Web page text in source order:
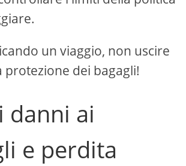
un viaggio, non uscire
protezione dei bagagli!
danni ai
e perdita